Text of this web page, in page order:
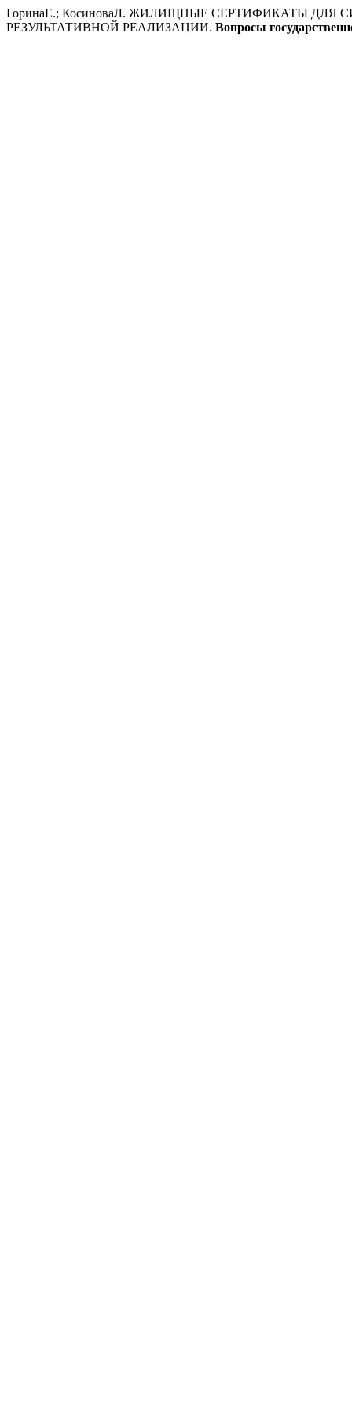
ГоринаЕ.; КосиноваЛ. ЖИЛИЩНЫЕ СЕРТИФИКАТЫ
РЕЗУЛЬТАТИВНОЙ РЕАЛИЗАЦИИ. Вопросы